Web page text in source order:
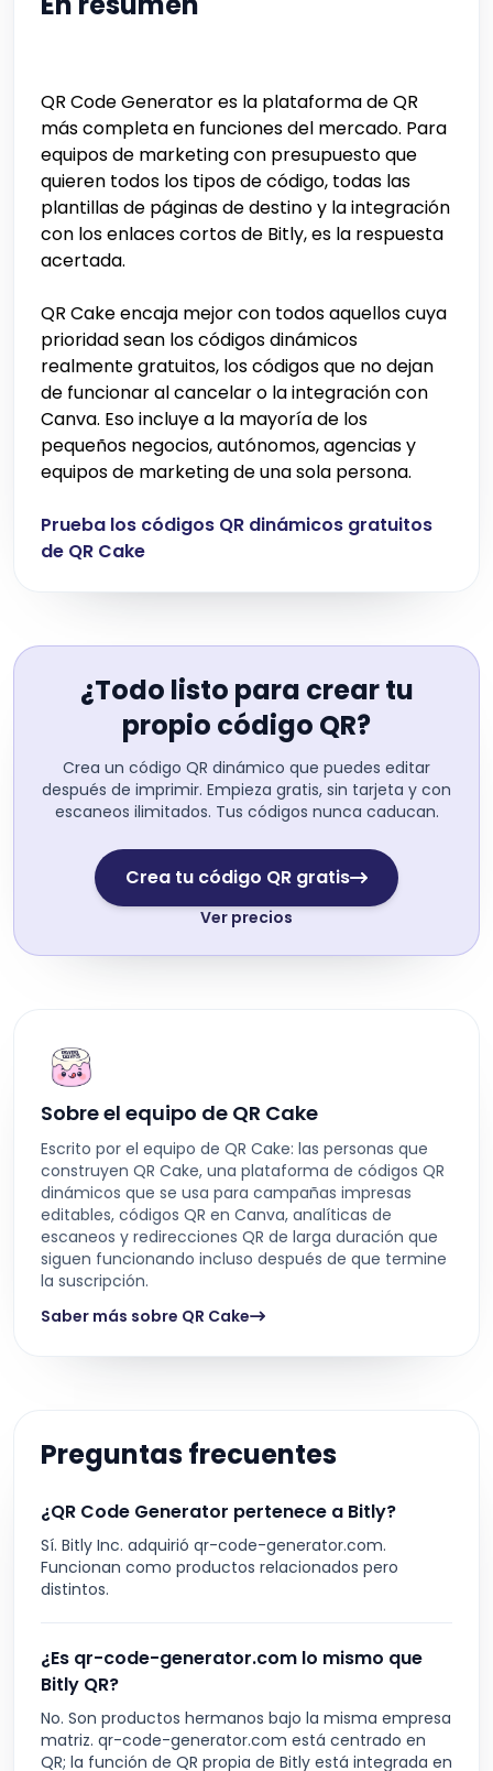
QR Code Generator es la plataforma de QR
más completa en funciones del mercado. Para
equipos de marketing con presupuesto que
quieren todos los tipos de código, todas las
plantillas de páginas de destino y la integración
con los enlaces cortos de Bitly, es la respuesta
acertada.
QR Cake encaja mejor con todos aquellos cuya
prioridad sean los códigos dinámicos
realmente gratuitos, los códigos que no dejan
de funcionar al cancelar o la integración con
Canva. Eso incluye a la mayoría de los
pequeños negocios, autónomos, agencias y
equipos de marketing de una sola persona.
Prueba los códigos QR dinámicos gratuitos
de QR Cake
¿Todo listo para crear tu
propio código QR?
Crea un código QR dinámico que puedes editar
después de imprimir. Empieza gratis, sin tarjeta y con
escaneos ilimitados. Tus códigos nunca caducan.
Crea tu código QR gratis
Ver precios
Sobre el equipo de QR Cake
Escrito por el equipo de QR Cake: las personas que
construyen QR Cake, una plataforma de códigos QR
dinámicos que se usa para campañas impresas
editables, códigos QR en Canva, analíticas de
escaneos y redirecciones QR de larga duración que
siguen funcionando incluso después de que termine
la suscripción.
Saber más sobre QR Cake
Preguntas frecuentes
¿QR Code Generator pertenece a Bitly?
Sí. Bitly Inc. adquirió qr-code-generator.com.
Funcionan como productos relacionados pero
distintos.
¿Es qr-code-generator.com lo mismo que
Bitly QR?
No. Son productos hermanos bajo la misma empresa
matriz. qr-code-generator.com está centrado en
QR; la función de QR propia de Bitly está integrada en